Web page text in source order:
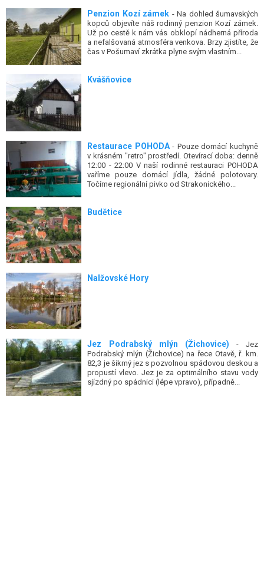
Penzion Kozí zámek - Na dohled šumavských
kopců objevíte náš rodinný penzion Kozí zámek.
Už po cestě k nám vás obklopí nádherná příroda
a nefalšovaná atmosféra venkova. Brzy zjistíte, že
čas v Pošumaví zkrátka plyne svým vlastním...
Kvášňovice
Restaurace POHODA- Pouze domácí kuchyně
v krásném "retro" prostředí. Otevírací doba: denně
12:00 - 22:00 V naší rodinné restauraci POHODA
vaříme pouze domácí jídla, žádné polotovary.
Točíme regionální pivko od Strakonického...
Budětice
Nalžovské Hory
Jez Podrabský mlýn (Žichovice) - Jez
Podrabský mlýn (Žichovice) na řece Otavě, ř. km.
82,3 je šikmý jez s pozvolnou spádovou deskou a
propustí vlevo. Jez je za optimálního stavu vody
sjízdný po spádnici (lépe vpravo), případně...